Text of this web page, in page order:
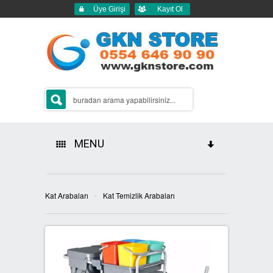
Üye Girişi Kayıt Ol
MENU
GERİ DÖNÜŞÜM ÇÖP KUTULARI
2Lİ GERİ DÖNÜŞÜM KUTULARI
SIFIR ATIK KUTULARI
Kat Arabaları › Kat Temizlik Arabaları